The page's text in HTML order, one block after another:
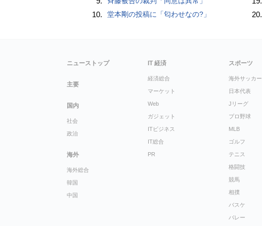
10. 堂本剛の投稿に「匂わせなの?」 20.
ニューストップ
主要
国内
社会
政治
海外
海外総合
韓国
中国
IT 経済
経済総合
マーケット
Web
ガジェット
ITビジネス
IT総合
PR
スポーツ
海外サッカー
日本代表
Jリーグ
プロ野球
MLB
ゴルフ
テニス
格闘技
競馬
相撲
バスケ
バレー